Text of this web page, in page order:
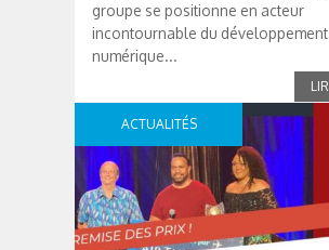
groupe se positionne en acteur
incontournable du développement
numérique...
ACTUALITÉS